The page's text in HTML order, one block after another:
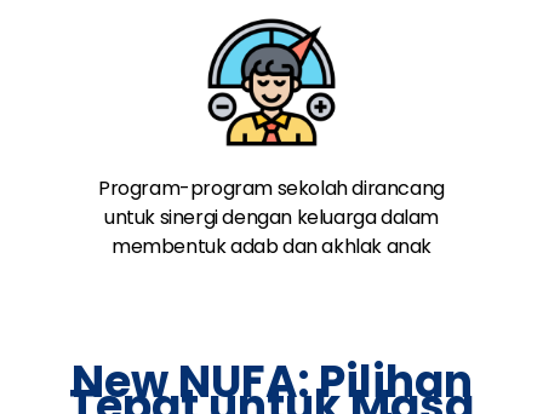
Program-program sekolah dirancang
untuk sinergi dengan keluarga dalam
membentuk adab dan akhlak anak
New NUFA: Pilihan